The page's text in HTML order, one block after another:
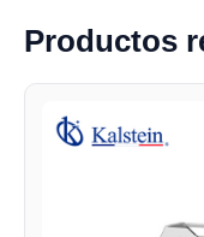
Productos